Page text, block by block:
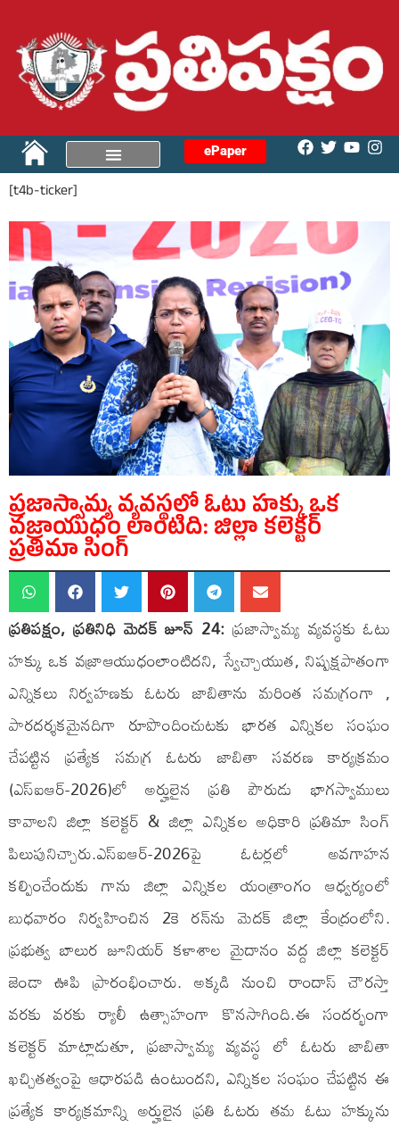
ePaper
[t4b-ticker]
ప్రజాస్వామ్య వ్యవస్థలో ఓటు హక్కు ఒక
వజ్రాయుధం లాంటిది: జిల్లా క‌లెక్ట‌ర్
ప్రతిమా సింగ్
ప్రతిపక్షం, ప్రతినిధి మెదక్ జూన్ 24: ప్రజాస్వామ్య వ్యవస్థకు ఓటు
హ‌క్కు ఒక వ‌జ్రాఆయుధంలాంటిద‌ని, స్వేచ్చాయుత‌, నిష్ప‌క్ష‌పాతంగా
ఎన్నిక‌లు నిర్వ‌హ‌ణ‌కు ఓటరు జాబితాను మరింత సమగ్రంగా ,
పారదర్శకమైనదిగా రూపొందించుట‌కు భారత ఎన్నికల సంఘం
చేపట్టిన ప్రత్యేక సమగ్ర ఓటరు జాబితా సవరణ కార్యక్రమం
(ఎస్‌ఐఆర్-2026)లో అర్హులైన‌ ప్రతి పౌరుడు భాగస్వాములు
కావాలని జిల్లా కలెక్టర్ & జిల్లా ఎన్నికల అధికారి ప్రతిమా సింగ్
పిలుపునిచ్చారు.ఎస్‌ఐఆర్-2026పై ఓటర్లలో అవగాహన
క‌ల్పించేందుకు గాను జిల్లా ఎన్నికల యంత్రాంగం ఆధ్వర్యంలో
బుధవారం నిర్వహించిన 2కె రన్‌ను మెదక్ జిల్లా కేంద్రంలోని.
ప్రభుత్వ బాలుర జూనియర్ కళాశాల మైదానం వ‌ద్ద జిల్లా క‌లెక్ట‌ర్
జెండా ఊపి ప్రారంభించారు. అక్కడి నుంచి రాందాస్ చౌరస్తా
వరకు వరకు ర్యాలీ ఉత్సాహంగా కొనసాగింది.ఈ సందర్భంగా
కలెక్టర్ మాట్లాడుతూ, ప్రజాస్వామ్య వ్యవస్థ లో ఓటరు జాబితా
ఖచ్చితత్వంపై ఆధారపడి ఉంటుందని, ఎన్నికల సంఘం చేపట్టిన ఈ
ప్రత్యేక కార్యక్రమాన్ని అర్హులైన ప్రతి ఓటరు త‌మ ఓటు హ‌క్కును